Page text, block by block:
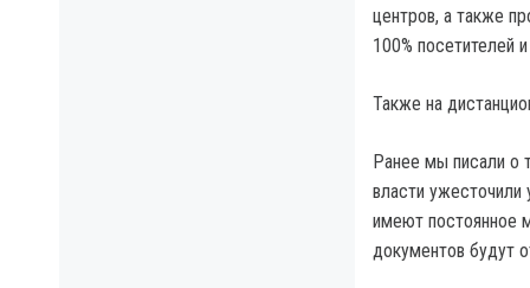
центров, а также
100% посетителей
Также на
Ранее мы писали о
власти ужесточили
имеют постоянное
документов будут